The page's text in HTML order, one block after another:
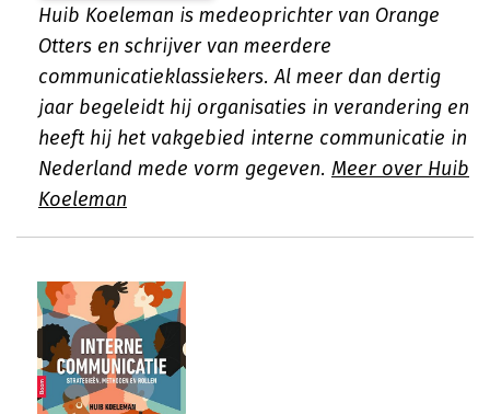
Huib Koeleman is medeoprichter van Orange
Otters en schrijver van meerdere
communicatieklassiekers. Al meer dan dertig
jaar begeleidt hij organisaties in verandering en
heeft hij het vakgebied interne communicatie in
Nederland mede vorm gegeven. Meer over Huib
Koeleman